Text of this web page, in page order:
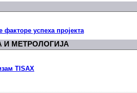
успеха пројекта
И МЕТРОЛОГИЈА
TISAX